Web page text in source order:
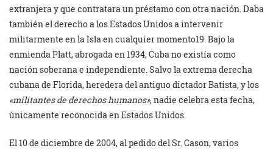
extranjera y que contratara un préstamo con otra nación. Daba
también el derecho a los Estados Unidos a intervenir
militarmente en la Isla en cualquier momento19. Bajo la
enmienda Platt, abrogada en 1934, Cuba no existía como
nación soberana e independiente. Salvo la extrema derecha
cubana de Florida, heredera del antiguo dictador Batista, y los
«militantes de derechos humanos», nadie celebra esta fecha,
únicamente reconocida en Estados Unidos.
El 10 de diciembre de 2004, al pedido del Sr. Cason, varios